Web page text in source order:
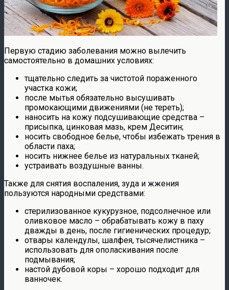
Первую стадию заболевания можно вылечить
самостоятельно в домашних условиях:
тщательно следить за чистотой пораженного
участка кожи;
после мытья обязательно высушивать
промокающими движениями (не тереть);
наносить на кожу подсушивающие средства –
присыпка, цинковая мазь, крем Деситин;
носить свободное белье, чтобы избежать трения в
области паха;
носить нижнее белье из натуральных тканей;
устраивать воздушные ванны.
Также для снятия воспаления, зуда и жжения
пользуются народными средствами:
стерилизованное кукурузное, подсолнечное или
оливковое масло – обрабатывать кожу в паху
дважды в день, после гигиенических процедур;
отвары календулы, шалфея, тысячелистника –
использовать для ополаскивания после
подмывания;
настой дубовой коры – хорошо подходит для
ванночек.